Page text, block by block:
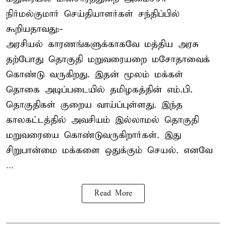
நிர்மல்குமார் செய்தியாளர்கள் சந்திப்பில்
கூறியதாவது:-
அரசியல் காரணங்களுக்காகவே மத்திய அரசு
தற்போது தொகுதி மறுவரையறை மசோதாவைக்
கொண்டு வருகிறது. இதன் மூலம் மக்கள்
தொகை அடிப்படையில் தமிழகத்தின் எம்.பி.
தொகுதிகள் குறைய வாய்ப்புள்ளது. இந்த
காலகட்டத்தில் அவசியம் இல்லாமல் தொகுதி
மறுவரையை கொண்டுவருகிறார்கள். இது
சிறுபான்மை மக்களை ஒதுக்கும் செயல். எனவே
...
Read More